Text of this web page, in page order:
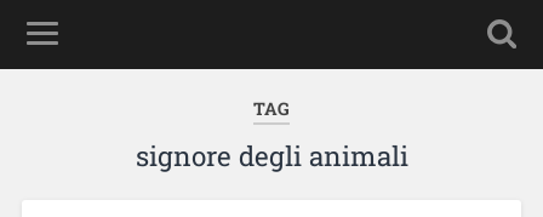
TAG
signore degli animali